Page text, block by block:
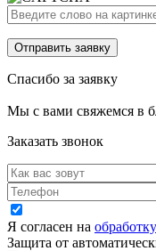
Спасибо за заявку
Мы с вами свяжемся в
Заказать звонок
Я согласен на
Защита от